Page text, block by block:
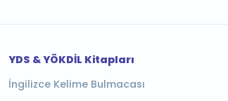
YDS & YÖKDİL Kitapları
İngilizce Kelime Bulmacası